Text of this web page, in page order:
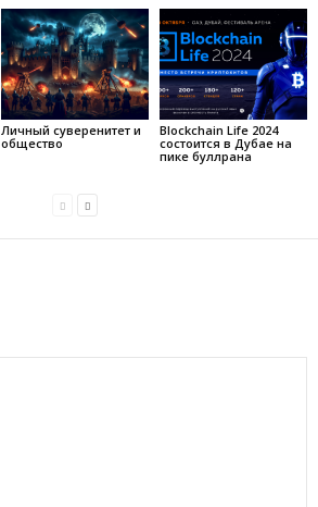
Личный суверенитет и
общество
Blockchain Life 2024
состоится в Дубае на
пике буллрана